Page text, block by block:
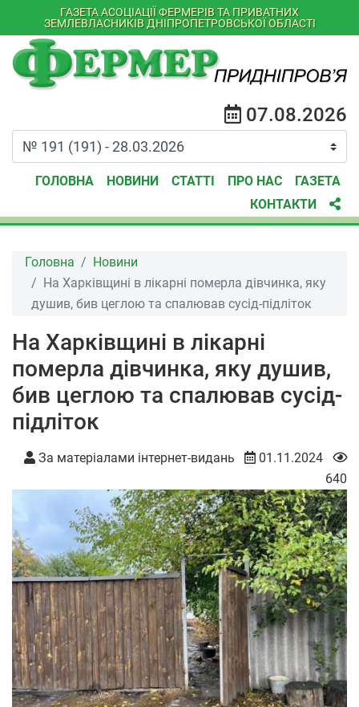
ГАЗЕТА АСОЦІАЦІЇ ФЕРМЕРІВ ТА ПРИВАТНИХ
ЗЕМЛЕВЛАСНИКІВ ДНІПРОПЕТРОВСЬКОЇ ОБЛАСТІ
07.08.2026
ГОЛОВНА НОВИНИ СТАТТІ ПРО НАС
ГАЗЕТА
КОНТАКТИ
Головна
Новини
На Харківщині в лікарні померла дівчинка, яку
душив, бив цеглою та спалював сусід-підліток
На Харківщині в лікарні
померла дівчинка, яку душив,
бив цеглою та спалював сусід-
підліток
За матеріалами інтернет-видань
01.11.2024
640